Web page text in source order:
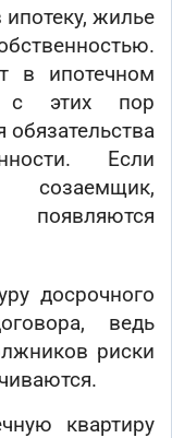
ипотеку, жилье
в ипотечном
этих пор
Если
созаемщик,
досрочного
ведь
риски
квартиру